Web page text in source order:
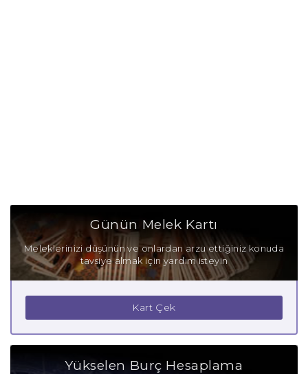
Koç Burcu Olumlu Yönleri
Koç Burcu Olumsuz Yönleri
Koç Burcu Gizli Tutkuları
Koç Burcu Güçlü Yanları
Koç Burcu Zayıf Yanları
Günün Melek Kartı
Meleklerinizi düşünün ve onlardan arzu ettiğiniz konuda
tavsiye almak için yardım isteyin
Kart Çek
Yükselen Burç Hesaplama